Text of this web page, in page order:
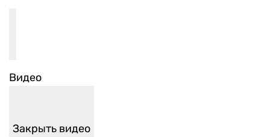
Видео
Закрыть видео